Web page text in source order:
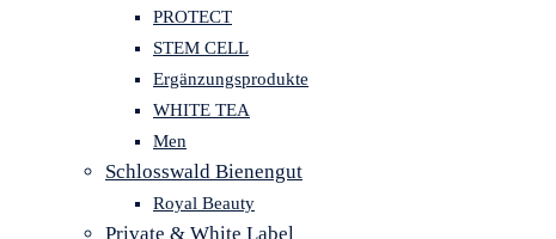
PROTECT
STEM CELL
Ergänzungsprodukte
WHITE TEA
Men
Schlosswald Bienengut
Royal Beauty
Private & White Label